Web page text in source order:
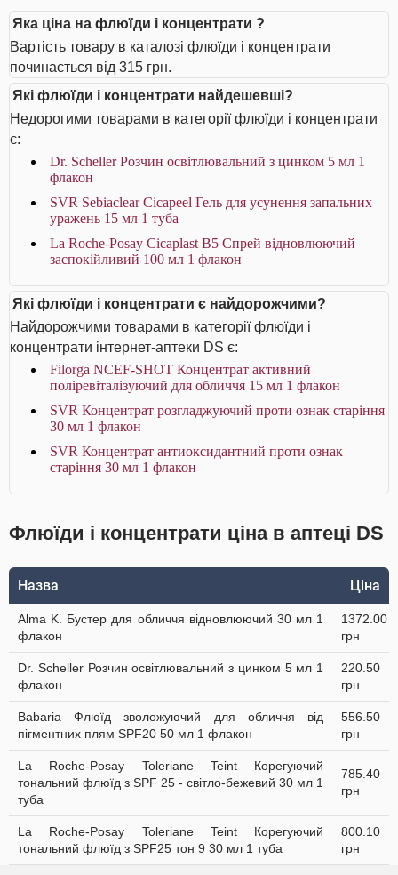
Яка ціна на флюїди і концентрати ?
Вартість товару в каталозі флюїди і концентрати
починається від 315 грн.
Які флюїди і концентрати найдешевші?
Недорогими товарами в категорії флюїди і концентрати
є:
Dr. Scheller Розчин освітлювальний з цинком 5 мл 1
флакон
SVR Sebiaclear Cicapeel Гель для усунення запальних
уражень 15 мл 1 туба
La Roche-Posay Cicaplast В5 Спрей відновлюючий
заспокійливий 100 мл 1 флакон
Які флюїди і концентрати є найдорожчими?
Найдорожчими товарами в категорії флюїди і
концентрати інтернет-аптеки DS є:
Filorga NCEF-SHOT Концентрат активний
поліревіталізуючий для обличчя 15 мл 1 флакон
SVR Концентрат розгладжуючий проти ознак старіння
30 мл 1 флакон
SVR Концентрат антиоксидантний проти ознак
старіння 30 мл 1 флакон
Флюїди і концентрати ціна в аптеці DS
Назва Ціна
Alma K. Бустер для обличчя відновлюючий 30 мл 1
флакон
1372.00
грн
Dr. Scheller Розчин освітлювальний з цинком 5 мл 1
флакон
220.50
грн
Babaria Флюїд зволожуючий для обличчя від
пігментних плям SPF20 50 мл 1 флакон
556.50
грн
La Roche-Posay Toleriane Teint Корегуючий
тональний флюїд з SPF 25 - світло-бежевий 30 мл 1
туба
785.40
грн
La Roche-Posay Toleriane Teint Корегуючий
тональний флюїд з SPF25 тон 9 30 мл 1 туба
800.10
грн